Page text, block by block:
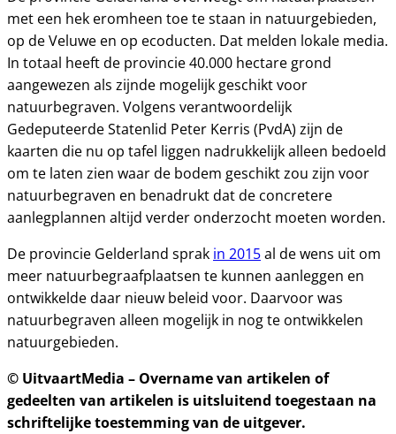
met een hek eromheen toe te staan in natuurgebieden,
op de Veluwe en op ecoducten. Dat melden lokale media.
In totaal heeft de provincie 40.000 hectare grond
aangewezen als zijnde mogelijk geschikt voor
natuurbegraven. Volgens verantwoordelijk
Gedeputeerde Statenlid Peter Kerris (PvdA) zijn de
kaarten die nu op tafel liggen nadrukkelijk alleen bedoeld
om te laten zien waar de bodem geschikt zou zijn voor
natuurbegraven en benadrukt dat de concretere
aanlegplannen altijd verder onderzocht moeten worden.
De provincie Gelderland sprak in 2015al de wens uit om
meer natuurbegraafplaatsen te kunnen aanleggen en
ontwikkelde daar nieuw beleid voor. Daarvoor was
natuurbegraven alleen mogelijk in nog te ontwikkelen
natuurgebieden.
© UitvaartMedia – Overname van artikelen of
gedeelten van artikelen is uitsluitend toegestaan na
schriftelijke toestemming van de uitgever.